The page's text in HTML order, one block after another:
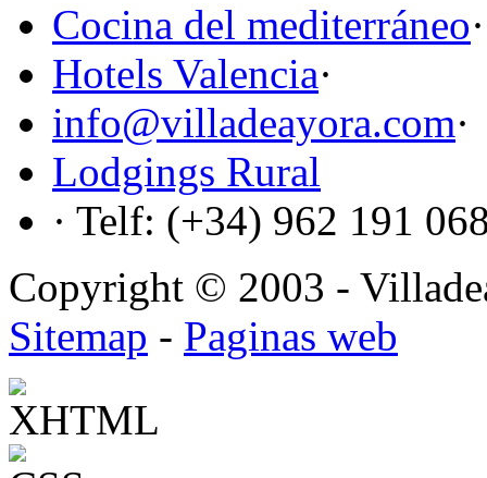
Cocina del mediterráneo·
Hotels Valencia·
info@villadeayora.com·
Lodgings Rural
· Telf: (+34) 962 191
Copyright © 2003 -
Sitemap - Paginas web